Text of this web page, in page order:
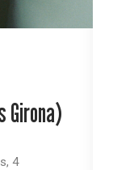
Girona)
4